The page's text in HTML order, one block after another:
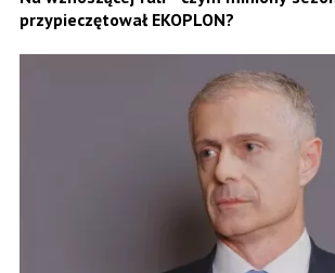
przypieczętował EKOPLON?